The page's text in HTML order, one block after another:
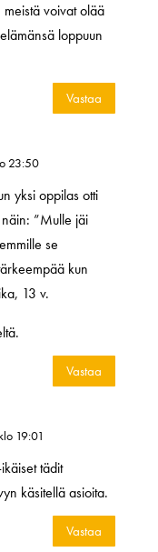
meistä voivat olää
loppuun
Vastaa
23:50
yksi oppilas otti
”Mulle jäi
se
kun
13 v.
Vastaa
19:01
tädit
käsitellä asioita.
Vastaa